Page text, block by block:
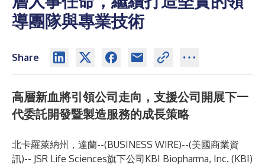
導團隊與專業技術
Share
高層新血將引領公司走向，支援公司開展下一
代委託開發暨製造服務的成長策略
北卡羅萊納州，達蘭--(BUSINESS WIRE)--(美國商業資
訊)-- JSR Life Sciences旗下公司KBI Biopharma, Inc. (KBI)